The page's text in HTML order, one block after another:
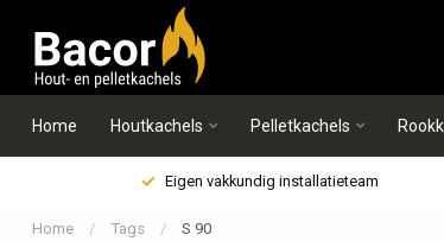
Home Houtkachels Pelletkachels
Eigen vakkundig installatieteam
Home / Tags / S 90